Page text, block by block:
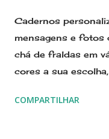
Cadernos
mensagens e fotos
chá de fraldas em
cores a sua
príncipe, urso,
COMPARTILHAR